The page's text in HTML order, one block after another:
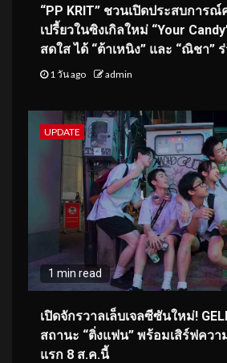
“PP KRIT” ชวนเปิดประสบการ
เปรี้ยวในซิงเกิลใหม่ “Your
สดใส ได้ “ต้าเหนิง” และ “ณิชา”
1 วัน ago admin
UPDATE
1 min read
เปิดจักรวาลเล็บเจลซีซันใหม่!
สถานะ “ติ่งแฟน” พร้อมเสิร์ฟคว
แรก 8 ส.ค.นี้